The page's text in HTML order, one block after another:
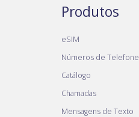
Produtos
eSIM
Números de Telefone
Catálogo
Chamadas
Mensagens de Texto